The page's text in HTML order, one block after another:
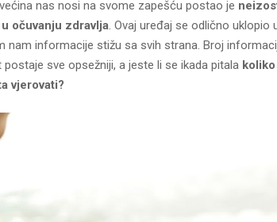
nas nosi na svome zapešću postao je
očuvanju zdravlja . Ovaj uređaj se odlično uklopio
nam informacije stižu sa svih strana. Broj
sve opsežniji, a jeste li se ikada pitala
vjerovati?